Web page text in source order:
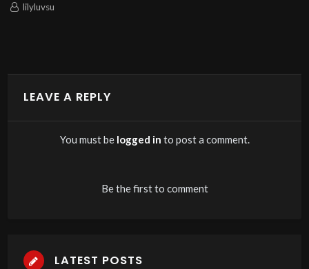
lilyluvsu
LEAVE A REPLY
You must be logged in to post a comment.
Be the first to comment
LATEST POSTS